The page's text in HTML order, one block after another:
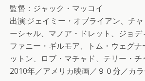
監督：ジャック・マッコイ
出演:ジェイミー・オブライアン、チ
ーシャル、マノア・ドレット、ジョ
ファニー・ギルモア、トム・ウェグ
ットン、ロブ・マチャド、テリー・チ
2010年／アメリカ映画／９０分／カ